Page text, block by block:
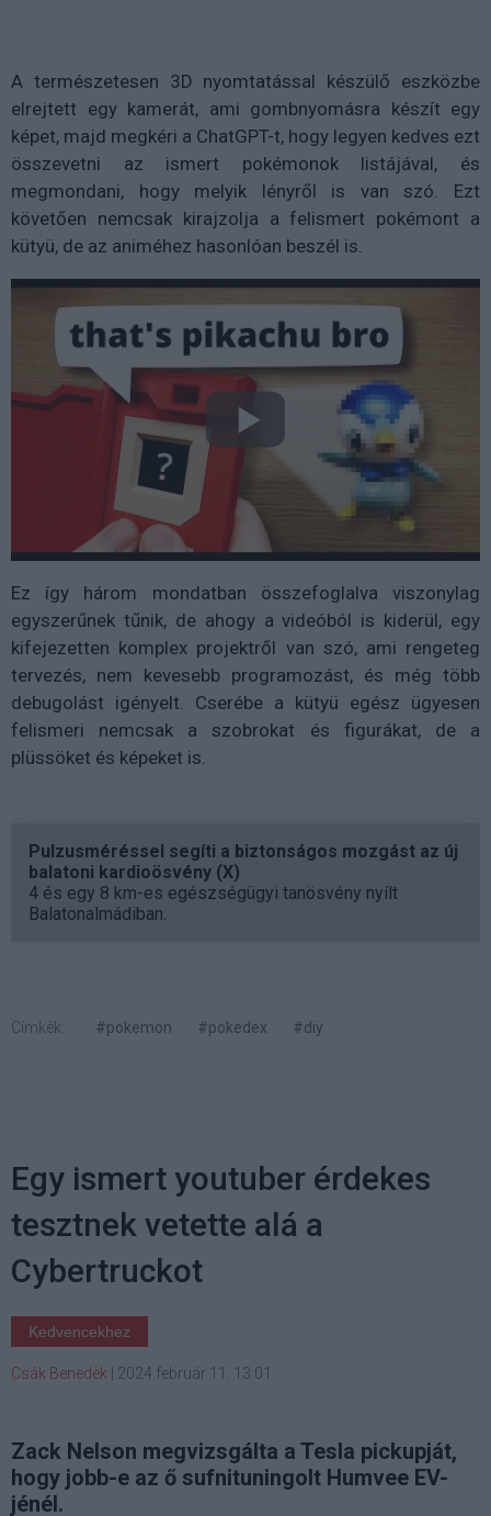
A természetesen 3D nyomtatással készülő eszközbe
elrejtett egy kamerát, ami gombnyomásra készít egy
képet, majd megkéri a ChatGPT-t, hogy legyen kedves ezt
összevetni az ismert pokémonok listájával, és
megmondani, hogy melyik lényről is van szó. Ezt
követően nemcsak kirajzolja a felismert pokémont a
kütyü, de az animéhez hasonlóan beszél is.
Ez így három mondatban összefoglalva viszonylag
egyszerűnek tűnik, de ahogy a videóból is kiderül, egy
kifejezetten komplex projektről van szó, ami rengeteg
tervezés, nem kevesebb programozást, és még több
debugolást igényelt. Cserébe a kütyü egész ügyesen
felismeri nemcsak a szobrokat és figurákat, de a
plüssöket és képeket is.
Pulzusméréssel segíti a biztonságos mozgást az új
balatoni kardioösvény (X)
4 és egy 8 km-es egészségügyi tanösvény nyílt
Balatonalmádiban.
Címkék: #pokemon #pokedex #diy
Egy ismert youtuber érdekes
tesztnek vetette alá a
Cybertruckot
Kedvencekhez
Csák Benedek 2024 február 11. 13:01
Zack Nelson megvizsgálta a Tesla pickupját,
hogy jobb-e az ő sufnituningolt Humvee EV-
jénél.